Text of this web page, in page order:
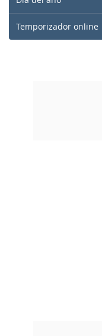
Temporizador online